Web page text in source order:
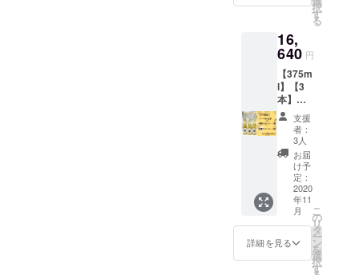
法：涼
保管し
てくだ
さい。
※1，2年
冷暗所
で寝か
せるこ
とで濃
厚な味
わいに
なりま
す。
海道産
然水 酵
母：日
本酒の
酵母、
米麹 味
わい：
Honey
meeに
より味
に広が
りが出
て、米
麹の旨
味が加
わりま
存方
法：涼
菩提樹
水：天
然水 酵
母：日
本酒の
酵母 味
わい：
ライチ
やシャ
インマ
スカッ
トのよ
うな
ジュー
シーな
白ワイ
ンのよ
した。
贅沢に
も金沢
産の金
箔を、
ふんだ
んに入
れちゃ
いまし
た！ *
＊・.*・
映える
こと間
違いな
し！！*
＊・.*・
想像以
無着
香料、
酸化防
止剤不
使用。
素材を
生か
し、日
本独自
の美味
しい蜂
蜜酒が
完成！
贅沢に
も金沢
産の金
箔を、
ふんだ
択
す
る
16,
640 円
【375m
l】【3
本】
【スタ
ンダー
ド＋金
箔＋米
麹】
【送料
込み】
【味比
べ】 ス
タン
ダード
菩提樹
Honey
支援
者：
3人
お届
け予
定：
2020
年11
月
詳細を見る
こ
の
リ
タ
ー
ン
を
選
択
す